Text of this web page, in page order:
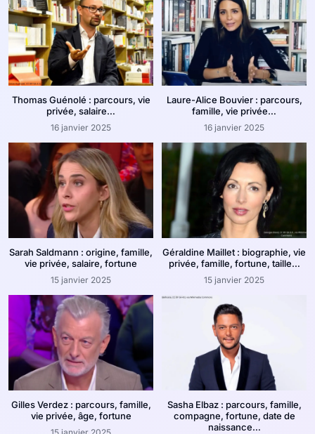
Thomas Guénolé : parcours, vie
privée, salaire…
16 janvier 2025
Laure-Alice Bouvier : parcours,
famille, vie privée…
16 janvier 2025
Sarah Saldmann : origine, famille,
vie privée, salaire, fortune
15 janvier 2025
Géraldine Maillet : biographie, vie
privée, famille, fortune, taille…
15 janvier 2025
Gilles Verdez : parcours, famille,
vie privée, âge, fortune
Sasha Elbaz : parcours, famille,
compagne, fortune, date de
naissance…